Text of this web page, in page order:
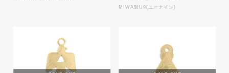
MIWA製U9(ユーナイン)